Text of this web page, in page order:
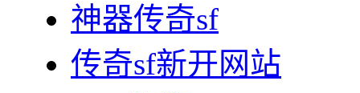
神器传奇sf
传奇sf新开网站